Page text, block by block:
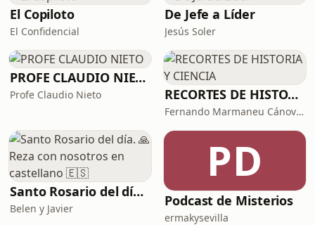
El Copiloto
El Confidencial
De Jefe a Líder
Jesús Soler
PROFE CLAUDIO NIETO
Profe Claudio Nieto RECORTES DE HISTORIA Y CIENCIA
Fernando Marmaneu Cánovas
Santo Rosario del día. 🙏 Reza con nosotros en castellano 🇪🇸
Belen y Javier
PD
Podcast de Misterios
ermakysevilla